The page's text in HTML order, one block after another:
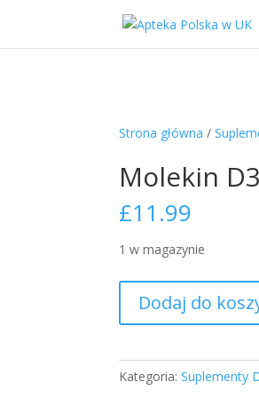
Strona główna /
Molekin
£11.99
1 w magazynie
Molekin
D3
K2
Dodaj do
Kategoria:Suplementy